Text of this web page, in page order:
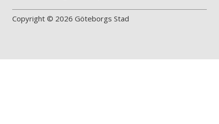
Copyright © 2026 Göteborgs Stad